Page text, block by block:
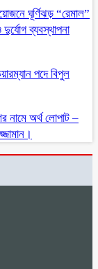
ঘূর্ণিঝড় “রেমাল”
ব্যবস্থাপনা
পদে বিপুল
নামে অর্থ লোপাট –